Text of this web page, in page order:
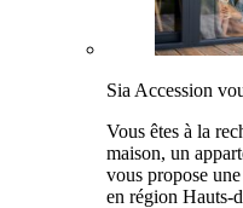
Sia Accession
Vous êtes à la
maison, un
vous propose
en région Hauts-